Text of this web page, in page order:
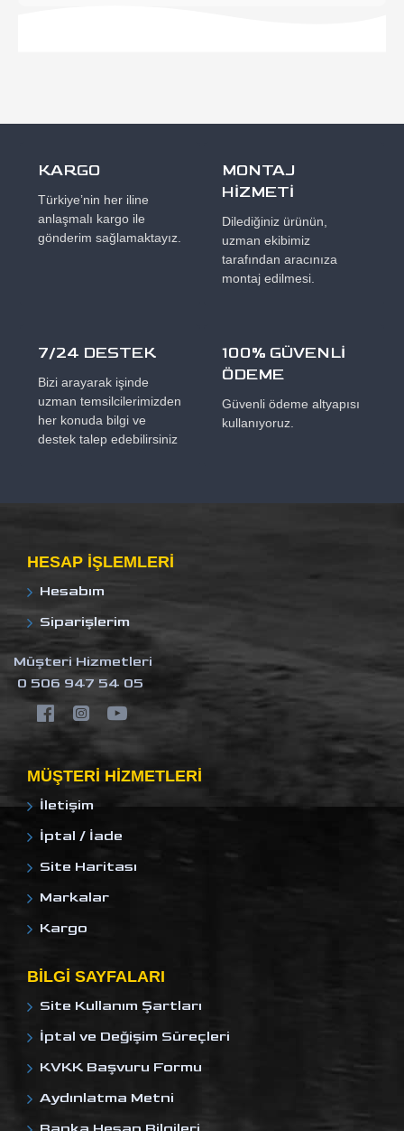
KARGO
Türkiye’nin her iline
anlaşmalı kargo ile
gönderim sağlamaktayız.
MONTAJ
HİZMETİ
Dilediğiniz ürünün,
uzman ekibimiz
tarafından aracınıza
montaj edilmesi.
7/24 DESTEK
Bizi arayarak işinde
uzman temsilcilerimizden
her konuda bilgi ve
destek talep edebilirsiniz
100% GÜVENLİ
ÖDEME
Güvenli ödeme altyapısı
kullanıyoruz.
HESAP IŞLEMLERI
Hesabım
Siparişlerim
Müşteri Hizmetleri
0 506 947 54 05
MÜŞTERI HIZMETLERI
İletişim
İptal / İade
Site Haritası
Markalar
Kargo
BILGI SAYFALARI
Site Kullanım Şartları
İptal ve Değişim Süreçleri
KVKK Başvuru Formu
Aydınlatma Metni